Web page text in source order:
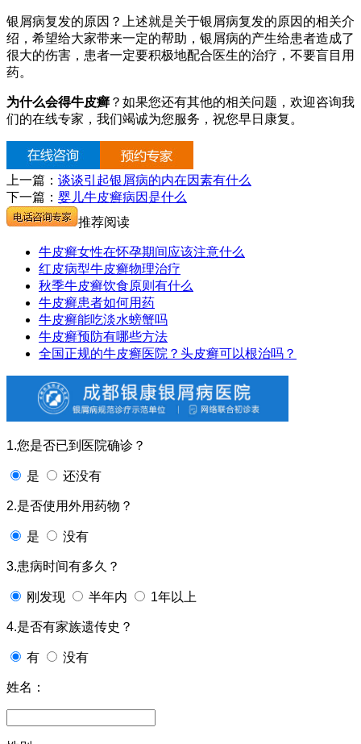
银屑病复发的原因？上述就是关于银屑病复发的原因的相关介
绍，希望给大家带来一定的帮助，银屑病的产生给患者造成了
很大的伤害，患者一定要积极地配合医生的治疗，不要盲目用
药。
为什么会得牛皮癣 ？如果您还有其他的相关问题，欢迎咨询我
们的在线专家，我们竭诚为您服务，祝您早日康复。
上一篇： 谈谈引起银屑病的内在因素有什么
下一篇： 婴儿牛皮癣病因是什么
推荐阅读
牛皮癣女性在怀孕期间应该注意什么
红皮病型牛皮癣物理治疗
秋季牛皮癣饮食原则有什么
牛皮癣患者如何用药
牛皮癣能吃淡水螃蟹吗
牛皮癣预防有哪些方法
全国正规的牛皮癣医院？头皮癣可以根治吗？
1.您是否已到医院确诊？
是 还没有
2.是否使用外用药物？
是 没有
3.患病时间有多久？
刚发现 半年内 1年以上
4.是否有家族遗传史？
有 没有
姓名：